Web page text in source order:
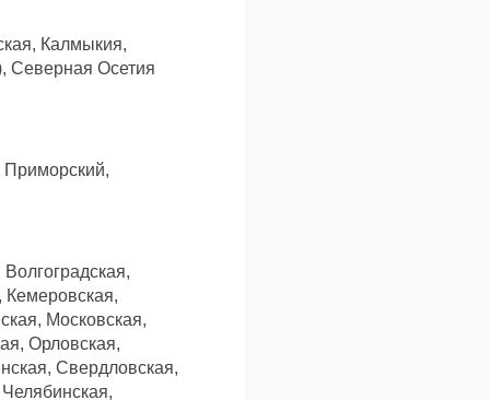
Калмыкия,
Северная Осетия
Приморский,
Кемеровская,
Московская,
Орловская,
Свердловская,